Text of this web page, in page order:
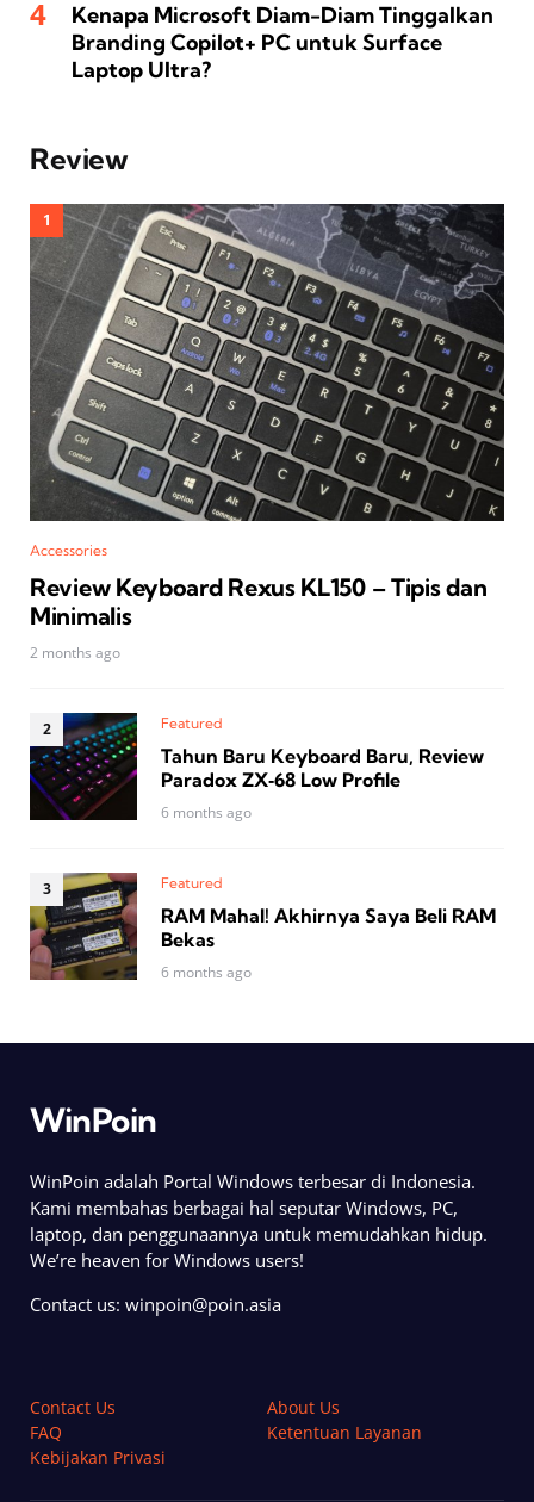
Kenapa Microsoft Diam-Diam Tinggalkan
Branding Copilot+ PC untuk Surface
Laptop Ultra?
Review
Accessories
Review Keyboard Rexus KL150 – Tipis dan
Minimalis
2 months ago
Featured
Tahun Baru Keyboard Baru, Review
Paradox ZX‑68 Low Profile
6 months ago
Featured
RAM Mahal! Akhirnya Saya Beli RAM
Bekas
6 months ago
WinPoin
WinPoin adalah Portal Windows terbesar di Indonesia.
Kami membahas berbagai hal seputar Windows, PC,
laptop, dan penggunaannya untuk memudahkan hidup.
We’re heaven for Windows users!
Contact us: winpoin@poin.asia
Contact Us
About Us
FAQ
Ketentuan Layanan
Kebijakan Privasi